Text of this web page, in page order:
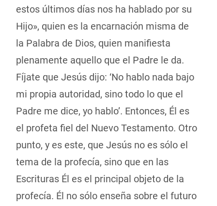
estos últimos días nos ha hablado por su
Hijo», quien es la encarnación misma de
la Palabra de Dios, quien manifiesta
plenamente aquello que el Padre le da.
Fíjate que Jesús dijo: ‘No hablo nada bajo
mi propia autoridad, sino todo lo que el
Padre me dice, yo hablo’. Entonces, Él es
el profeta fiel del Nuevo Testamento. Otro
punto, y es este, que Jesús no es sólo el
tema de la profecía, sino que en las
Escrituras Él es el principal objeto de la
profecía. Él no sólo enseña sobre el futuro